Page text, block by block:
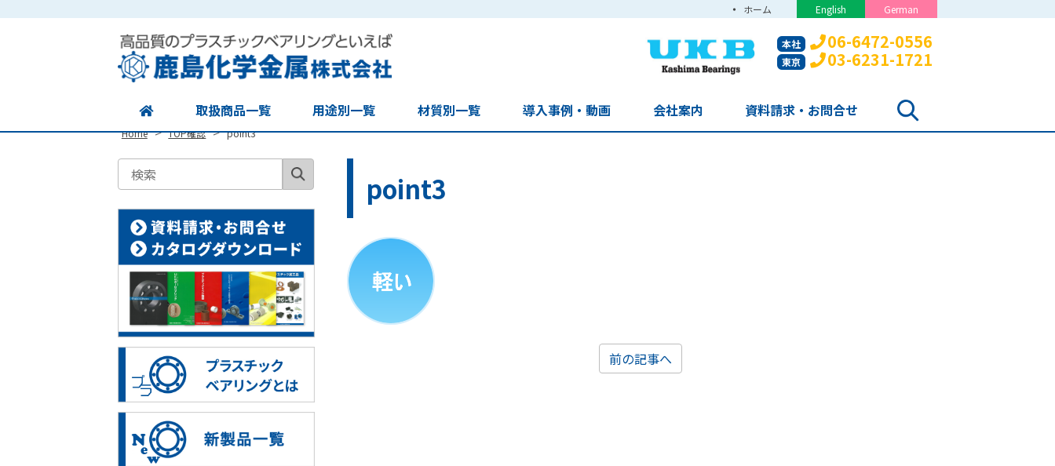
ホーム English German
本社 06-6472-0556
東京 03-6231-1721
取扱商品一覧 用途別一覧 材質別一覧 導入事例・動画 会社案内 資料請求・お問合せ
Home > TOP確認 > point3
point3
前の記事へ